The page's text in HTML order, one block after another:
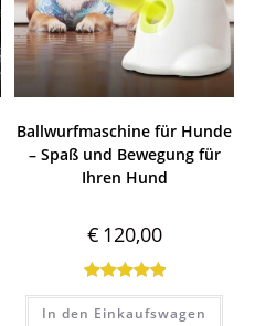
Ballwurfmaschine für Hunde
– Spaß und Bewegung für
Ihren Hund
€ 120,00
Bewertet mit
5.00von 5
In den Einkaufswagen